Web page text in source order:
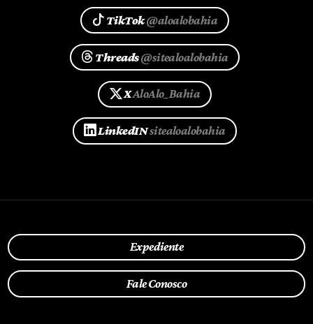
TikTok@aloalobahia
Threads@sitealoalobahia
XAloAlo_Bahia
LinkedINsitealoalobahia
Expediente
Fale Conosco